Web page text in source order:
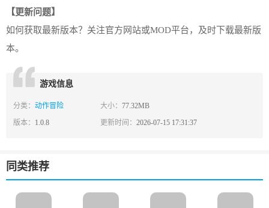
【更新问题】
如何获取最新版本？关注官方网站或MOD平台，及时下载最新版
本。
游戏信息
分类： 动作冒险 大小：77.32MB
版本： 1.0.8 更新时间：2026-07-15 17:31:37
同类推荐